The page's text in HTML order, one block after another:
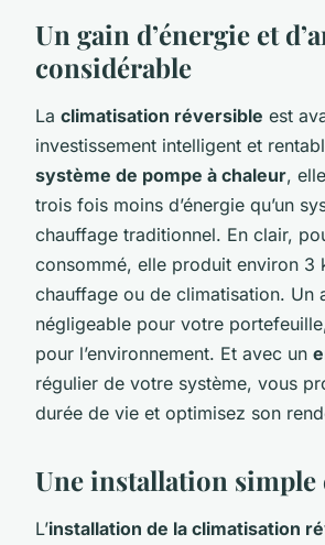
Un gain d’énergie et
considérable
La climatisation réversible est
investissement intelligent et
système de pompe à chaleur,
trois fois moins d’énergie qu’un
chauffage traditionnel. En clair,
consommé, elle produit environ 3
chauffage ou de climatisation. Un
négligeable pour votre
pour l’environnement. Et avec un
régulier de votre système, vous
durée de vie et optimisez son
Une installation simple
L’installation de la climatisation